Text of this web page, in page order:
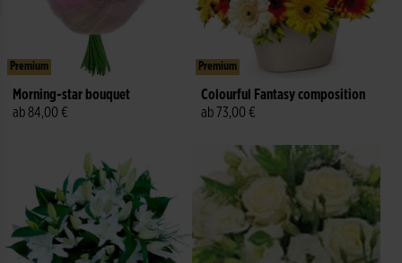
Premium
Morning-star bouquet
ab 84,00 €
Premium
Colourful Fantasy composition
ab 73,00 €